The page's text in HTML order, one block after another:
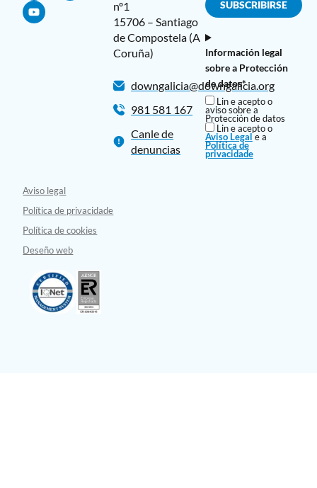
nº1
15706 – Santiago
de Compostela (A
Coruña)
downgalicia@downgalicia.org
981 581 167
Canle de
denuncias
Información legal
sobre a Protección
de datos*
Lin e acepto o
aviso sobre a
Protección de datos
Lin e acepto o
Aviso Legale a
Política de
privacidade
Aviso legal
Política de privacidade
Política de cookies
Deseño web